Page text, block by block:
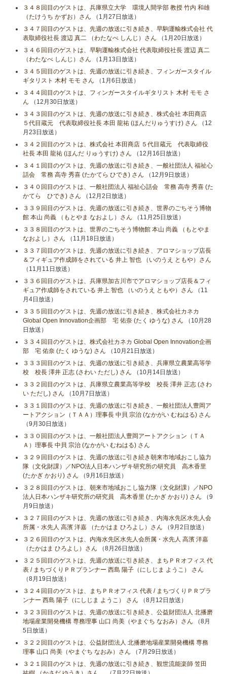
３４８回目のゲストは、兵庫県立大学 環境人間学部 教授 竹内 和雄
（たけうち かずお）さん （1月27日放送）
３４７回目のゲストは、先週の放送に引き続き、早駒運輸株式会社 代
表取締役社長 渡辺 真二 （わたなべ しんじ）さん （1月20日放送）
３４６回目のゲストは、早駒運輸株式会社 代表取締役社長 渡辺 真二
（わたなべ しんじ）さん （1月13日放送）
３４５回目のゲストは、先週の放送に引き続き、フィンガースタイル
ギタリスト 木村 モモ さん （1月6日放送）
３４４回目のゲストは、フィンガースタイルギタリスト 木村 モモ さ
ん （12月30日放送）
３４３回目のゲストは、先週の放送に引き続き、株式会社 本田商店
５代目蔵元 代表取締役社長 本田 龍祐 (ほんだりゅうすけ) さん （12
月23日放送）
３４２回目のゲストは、株式会社 本田商店 ５代目蔵元 代表取締役
社長 本田 龍祐 (ほんだ りゅうすけ) さん （12月16日放送）
３４１回目のゲストは、先週の放送に引き続き、一般社団法人 福祉心
話会 常務 高寺 秀喜 (たかてら ひでき) さん （12月9日放送）
３４０回目のゲストは、一般社団法人 福祉心話会 常務 高寺 秀喜 (た
かてら ひでき) さん （12月2日放送）
３３９回目のゲストは、先週の放送に引き続き、世界のごちそう博物
館 本山 尚義 （もとやま なおよし）さん （11月25日放送）
３３８回目のゲストは、世界のごちそう博物館 本山 尚義 （もとやま
なおよし）さん （11月18日放送）
３３７回目のゲストは、先週の放送に引き続き、アロマショップ店長
＆フィギュア作成師をされている 井上 智也 （いのうえ ともや）さん
（11月11日放送）
３３６回目のゲストは、兵庫県加古川市でアロマショップ店長＆フィ
ギュア作成師をされている 井上 智也 （いのうえ ともや）さん （11
月4日放送）
３３５回目のゲストは、先週の放送に引き続き、株式会社カネカ
Global Open Innovation企画部 宅 佑奈 (たく ゆうな) さん （10月28
日放送）
３３４回目のゲストは、株式会社カネカ Global Open Innovation企画
部 宅 佑奈 (たく ゆうな) さん （10月21日放送）
３３３回目のゲストは、先週の放送に引き続き、兵庫県立農業高等学
校 校長 澤井 正志 (さわい ただし) さん （10月14日放送）
３３２回目のゲストは、兵庫県立農業高等学校 校長 澤井 正志 (さわ
い ただし) さん （10月7日放送）
３３１回目のゲストは、先週の放送に引き続き、一般社団法人豊岡ア
ートアクション（ＴＡＡ）理事長 中貝 宗治 (なかがい むねはる) さん
（9月30日放送）
３３０回目のゲストは、一般社団法人豊岡アートアクション（ＴＡ
Ａ）理事長 中貝 宗治 (なかがい むねはる) さん
３２９回目のゲストは、先週の放送に引き続き朝来市地域おこし協力
隊（文化財課）／NPO法人日本ハンザキ研究所の研究員 高木香里
(たかぎ かおり) さん （9月16日放送）
３２８回目のゲストは、朝来市地域おこし協力隊（文化財課）／NPO
法人日本ハンザキ研究所の研究員 高木香里 (たかぎ かおり) さん （9
月9日放送）
３２７回目のゲストは、先週の放送に引き続き、内海水先区水先人会
所属・水先人 高濱 洋嘉 （たかはま ひろよし）さん （9月2日放送）
３２６回目のゲストは、内海水先区水先人会所属・水先人 高濱 洋嘉
（たかはま ひろよし）さん （8月26日放送）
３２５回目のゲストは、先週の放送に引き続き、まちＰＲオフィス 代
表 / まちづくりＰＲプランナー 西島 陽子（にしじま ようこ） さん
（8月19日放送）
３２４回目のゲストは、まちＰＲオフィス 代表 / まちづくりＰＲプラ
ンナー 西島 陽子（にしじま ようこ） さん （8月12日放送）
３２３回目のゲストは、先週の放送に引き続き、公益財団法人 北播磨
地場産業開発機構 専務理事 山口 尚美（やまぐち なおみ）さん （8月
5日放送）
３２２回目のゲストは、公益財団法人 北播磨地場産業開発機構 専務
理事 山口 尚美（やまぐち なおみ）さん （7月29日放送）
３２１回目のゲストは、先週の放送に引き続き、観世流能楽師 笠田